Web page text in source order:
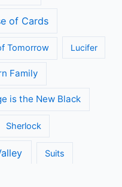
of Cards
Tomorrow Lucifer
Family
is the New Black
Sherlock
Suits